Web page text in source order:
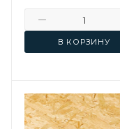
В КОРЗИНУ